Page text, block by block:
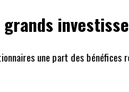
une part des